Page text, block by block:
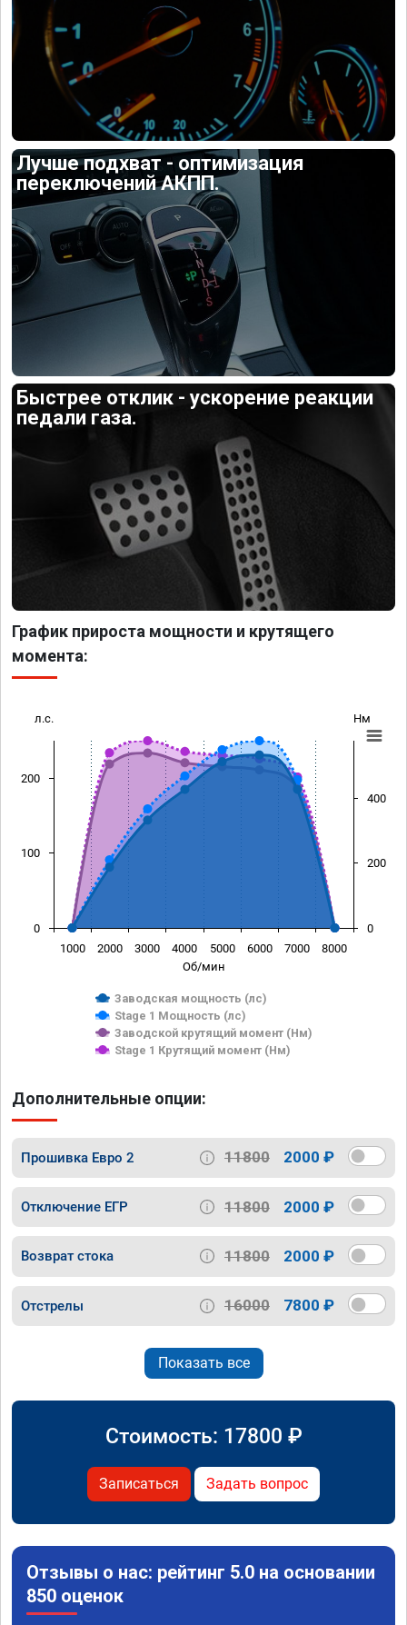
Лучше подхват - оптимизация
переключений АКПП.
Быстрее отклик - ускорение реакции
педали газа.
График прироста мощности и крутящего
момента:
Об/мин
л.с. Нм
Заводская мощность (лс)
Stage 1 Мощность (лс)
Заводской крутящий момент (Нм)
Stage 1 Крутящий момент (Нм)
1000 2000 3000 4000 5000 6000 7000 8000
0
100
200
0
200
400
Дополнительные опции:
Прошивка Евро 2 11800 2000 ₽
Отключение ЕГР 11800 2000 ₽
Возврат стока 11800 2000 ₽
Отстрелы 16000 7800 ₽
Показать все
Стоимость: 17800 ₽
Записаться Задать вопрос
Отзывы о нас: рейтинг 5.0 на основании
850 оценок